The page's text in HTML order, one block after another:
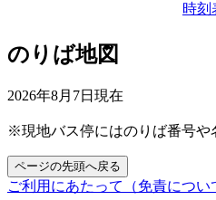
時刻
のりば地図
2026年8月7日 現在
※現地バス停にはのりば番号や
ページの先頭へ戻る
ご利用にあたって（免責につい